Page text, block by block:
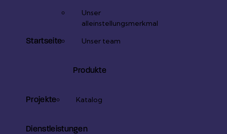
Startseite
Unser
alleinstellungsmerkmal
Unser team
Projekte
Produkte
Katalog
Dienstleistungen